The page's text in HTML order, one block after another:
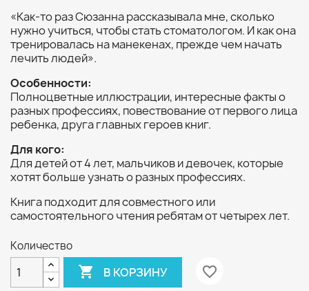
«Как-то раз Сюзанна рассказывала мне, сколько
нужно учиться, чтобы стать стоматологом. И как она
тренировалась на манекенах, прежде чем начать
лечить людей».
Особенности:
Полноцветные иллюстрации, интересные факты о
разных профессиях, повествование от первого лица
ребенка, друга главных героев книг.
Для кого:
Для детей от 4 лет, мальчиков и девочек, которые
хотят больше узнать о разных профессиях.
Книга подходит для совместного или
самостоятельного чтения ребятам от четырех лет.
Количество
 В КОРЗИНУ favorite_border